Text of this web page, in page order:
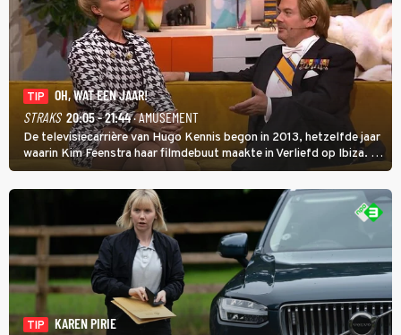
TIP
OH, WAT EEN JAAR!
STRAKS 20:05 - 21:44· AMUSEMENT
De televisiecarrière van Hugo Kennis begon in 2013, hetzelfde jaar
waarin Kim Feenstra haar filmdebuut maakte in Verliefd op Ibiza. In
Oh, Wat een Jaar! wordt duidelijk wat ze nog meer weten van het
jaar waarin ze allebei eindtwintigers waren.
TIP
KAREN PIRIE